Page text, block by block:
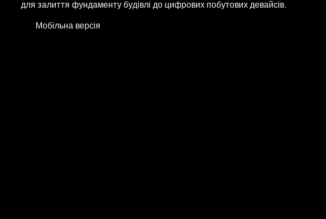
для залиття фундаменту будівлі до цифрових побутових девайсів.
Мобільна версія